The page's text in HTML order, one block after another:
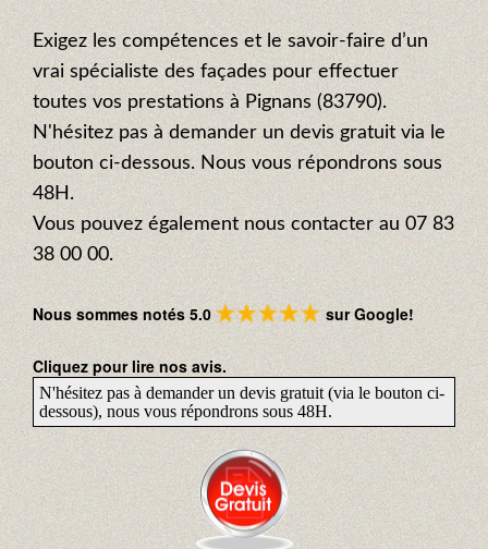
Exigez les compétences et le savoir-faire d’un
vrai spécialiste des façades pour effectuer
toutes vos prestations à Pignans (83790).
N'hésitez pas à demander un devis gratuit via le
bouton ci-dessous. Nous vous répondrons sous
48H.
Vous pouvez également nous contacter au 07 83
38 00 00.
Nous sommes notés 5.0 sur Google!
Cliquez pour lire nos avis.
N'hésitez pas à demander un devis gratuit (via le bouton ci-
dessous), nous vous répondrons sous 48H.